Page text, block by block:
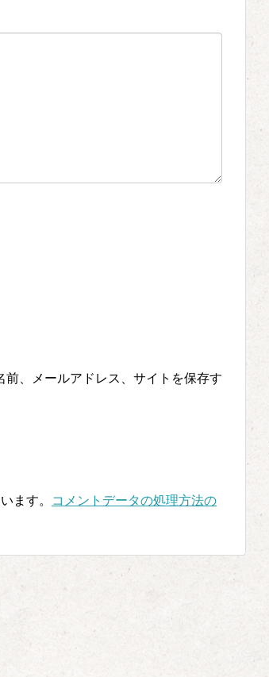
、メールアドレス、サイトを保存す
ます。
コメントデータの処理方法の